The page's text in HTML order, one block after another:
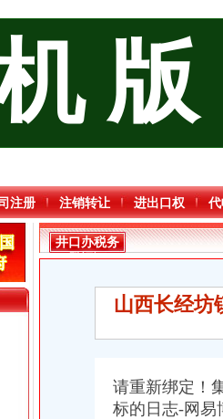
版
注册 注销转让 进出口权
井口办税务
登记证
山西长经坊
请重新绑定！
标的日志-网易